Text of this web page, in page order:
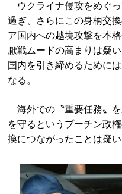
ウクライナ侵攻をめぐ
過ぎ、さらにこの身柄交
ア国内への越境攻撃を本
厭戦ムードの高まりは疑
国内を引き締めるために
なる。
海外での〝重要任務〟
を守るというプーチン政
換につながったことは疑